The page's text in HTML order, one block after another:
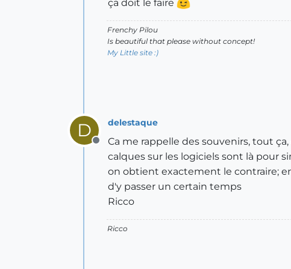
ça doit le faire
Frenchy Pilou
Is beautiful that please without concept!
My Little site :)
D
Offline
delestaque
Ca me rappelle des souvenirs, tout
calques sur les logiciels sont là pour
on obtient exactement le contraire;
d'y passer un certain temps
Ricco
Ricco